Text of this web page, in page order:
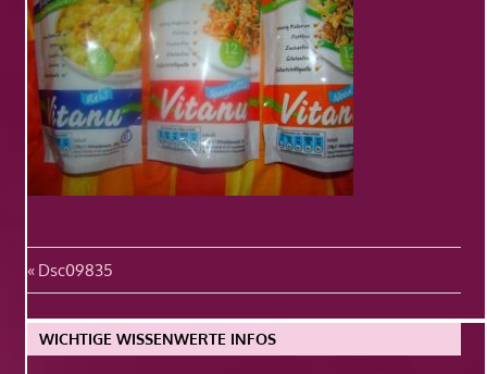
Beitragsnavigation
Vorheriger
Beitrag:
Dsc09835
WICHTIGE WISSENWERTE INFOS